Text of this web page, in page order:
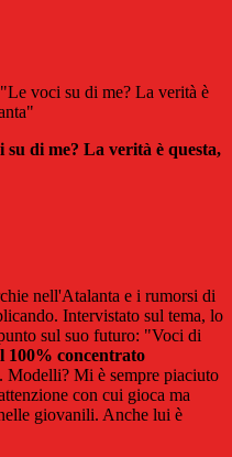
voci su di me? La verità è
di me? La verità è questa,
nell'Atalanta e i rumorsi di
Intervistato sul tema, lo
sul suo futuro: "Voci di
100% concentrato
Modelli? Mi è sempre piaciuto
con cui gioca ma
giovanili. Anche lui è